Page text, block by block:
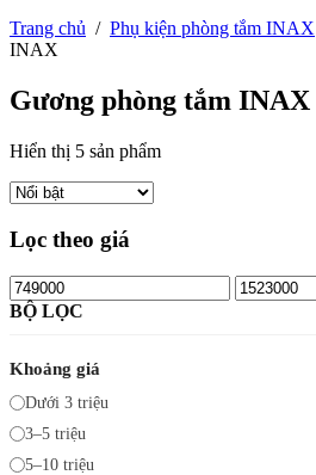
Trang chủ / Phụ kiện phòng tắm INAX
INAX
Gương phòng tắm INAX
Hiển thị 5 sản phẩm
Lọc theo giá
Giá
tối
thiểu
Giá
tối
BỘ LỌC
Khoảng giá
Dưới 3 triệu
3–5 triệu
5–10 triệu